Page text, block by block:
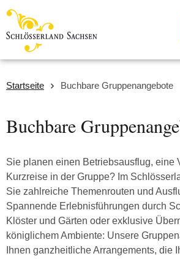
Startseite Buchbare Gruppenangebote
Buchbare
Sie planen einen Betriebsausflug, eine
Kurzreise in der Gruppe? Im
Sie zahlreiche Themenrouten und
Spannende Erlebnisführungen durch
Klöster und Gärten oder exklusive
königlichem Ambiente: Unsere
Ihnen ganzheitliche Arrangements, die